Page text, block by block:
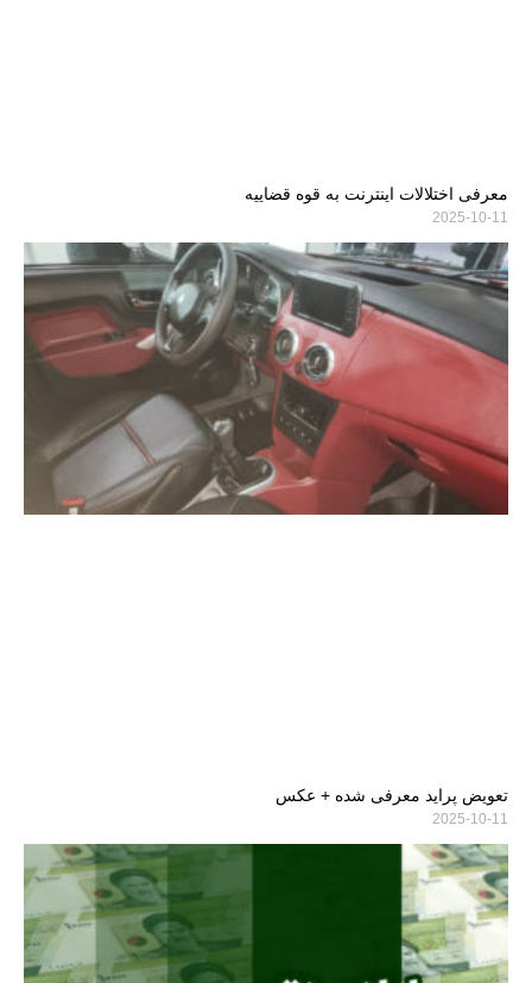
معرفی اختلالات اینترنت به قوه قضاییه
2025-10-11
تعویض پراید معرفی شده + عکس
2025-10-11